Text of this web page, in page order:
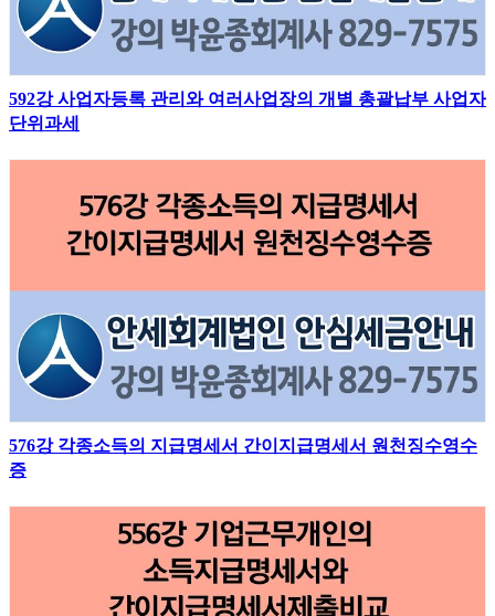
592강 사업자등록 관리와 여러사업장의 개별 총괄납부 사업자
단위과세
576강 각종소득의 지급명세서 간이지급명세서 원천징수영수
증